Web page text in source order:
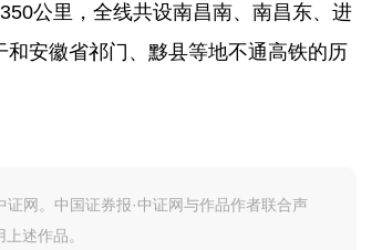
公里，全线共设南昌南、南昌东、进
安徽省祁门、黟县等地不通高铁的历
网。中国证券报·中证网与作品作者联合声
述作品。